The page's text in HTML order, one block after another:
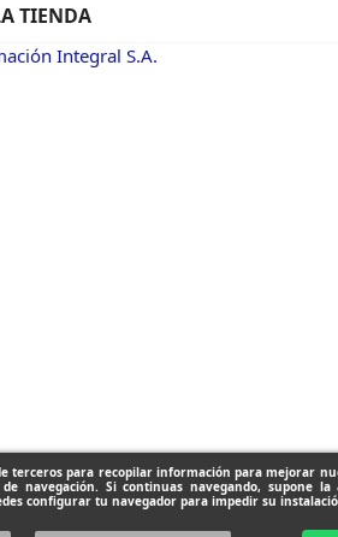
terceros para recopilar información para mejorar
navegación. Si continuas navegando, supone la
configurar tu navegador para impedir su
TIENDA
Integral S.A.